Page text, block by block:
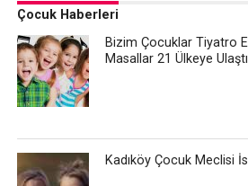
Çocuk Haberleri
Bizim Çocuklar Tiyatro
Masallar 21 Ülkeye Ulaştı
Kadıköy Çocuk Meclisi